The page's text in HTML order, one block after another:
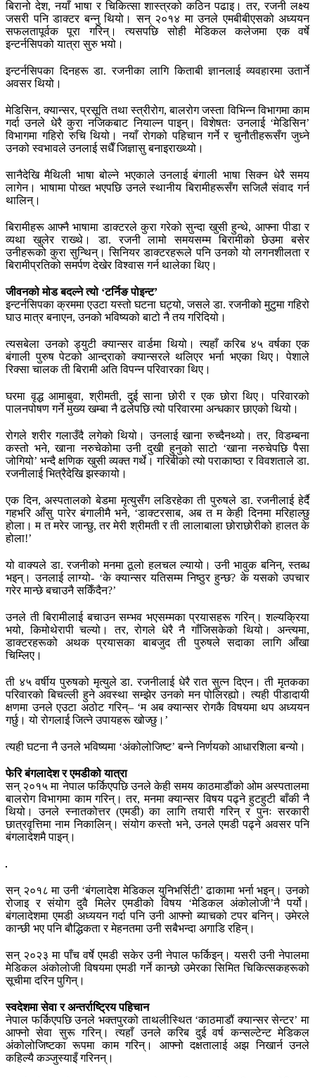
बिरानो देश, नयाँ भाषा र चिकित्सा शास्त्रको कठिन पढाइ। तर, रजनी लक्ष्य
जसरी पनि डाक्टर बन्नु थियो। सन् २०१४ मा उनले एमबीबीएसको अध्ययन
सफलतापूर्वक पूरा गरिन्। त्यसपछि सोही मेडिकल कलेजमा एक वर्षे
इन्टर्नसिपको यात्रा सुरु भयो।
इन्टर्नसिपका दिनहरू डा. रजनीका लागि किताबी ज्ञानलाई व्यवहारमा उतार्ने
अवसर थियो।
मेडिसिन, क्यान्सर, प्रसूति तथा स्त्रीरोग, बालरोग जस्ता विभिन्न विभागमा काम
गर्दा उनले धेरै कुरा नजिकबाट नियाल्न पाइन्। विशेषतः उनलाई ‘मेडिसिन’
विभागमा गहिरो रुचि थियो। नयाँ रोगको पहिचान गर्ने र चुनौतीहरूसँग जुध्ने
उनको स्वभावले उनलाई सधैँ जिज्ञासु बनाइराख्थ्यो।
सानैदेखि मैथिली भाषा बोल्ने भएकाले उनलाई बंगाली भाषा सिक्न धेरै समय
लागेन। भाषामा पोख्त भएपछि उनले स्थानीय बिरामीहरूसँग सजिलै संवाद गर्न
थालिन्।
बिरामीहरू आफ्नै भाषामा डाक्टरले कुरा गरेको सुन्दा खुसी हुन्थे, आफ्ना पीडा र
व्यथा खुलेर राख्थे। डा. रजनी लामो समयसम्म बिरामीको छेउमा बसेर
उनीहरूको कुरा सुन्थिन्। सिनियर डाक्टरहरूले पनि उनको यो लगनशीलता र
बिरामीप्रतिको समर्पण देखेर विश्वास गर्न थालेका थिए।
जीवनको मोड बदल्ने त्यो ‘टर्निङ पोइन्ट’
इन्टर्नसिपका क्रममा एउटा यस्तो घटना घट्यो, जसले डा. रजनीको मुटुमा गहिरो
घाउ मात्र बनाएन, उनको भविष्यको बाटो नै तय गरिदियो।
त्यसबेला उनको ड्युटी क्यान्सर वार्डमा थियो। त्यहाँ करिब ४५ वर्षका एक
बंगाली पुरुष पेटको आन्द्राको क्यान्सरले थलिएर भर्ना भएका थिए। पेशाले
रिक्सा चालक ती बिरामी अति विपन्न परिवारका थिए।
घरमा वृद्ध आमाबुवा, श्रीमती, दुई साना छोरी र एक छोरा थिए। परिवारको
पालनपोषण गर्ने मुख्य खम्बा नै ढलेपछि त्यो परिवारमा अन्धकार छाएको थियो।
रोगले शरीर गलाउँदै लगेको थियो। उनलाई खाना रुच्दैनथ्यो। तर, विडम्बना
कस्तो भने, खाना नरुचेकोमा उनी दुखी हुनुको साटो ‘खाना नरुचेपछि पैसा
जोगियो’ भन्दै क्षणिक खुसी व्यक्त गर्थे। गरिबीको त्यो पराकाष्ठा र विवशताले डा.
रजनीलाई भित्रैदेखि झस्कायो।
एक दिन, अस्पतालको बेडमा मृत्युसँग लडिरहेका ती पुरुषले डा. रजनीलाई हेर्दै
गहभरि आँसु पारेर बंगालीमै भने, ‘डाक्टरसाब, अब त म केही दिनमा मरिहाल्छु
होला। म त मरेर जान्छु, तर मेरी श्रीमती र ती लालाबाला छोराछोरीको हालत के
होला!’
यो वाक्यले डा. रजनीको मनमा ठूलो हलचल ल्यायो। उनी भावुक बनिन्, स्तब्ध
भइन्। उनलाई लाग्यो- ‘के क्यान्सर यतिसम्म निष्ठुर हुन्छ? के यसको उपचार
गरेर मान्छे बचाउनै सकिँदैन?’
उनले ती बिरामीलाई बचाउन सम्भव भएसम्मका प्रयासहरू गरिन्। शल्यक्रिया
भयो, किमोथेरापी चल्यो। तर, रोगले धेरै नै गाँजिसकेको थियो। अन्त्यमा,
डाक्टरहरूको अथक प्रयासका बाबजुद ती पुरुषले सदाका लागि आँखा
चिम्लिए।
ती ४५ वर्षीय पुरुषको मृत्युले डा. रजनीलाई धेरै रात सुत्न दिएन। ती मृतकका
परिवारको बिचल्ली हुने अवस्था सम्झेर उनको मन पोलिरह्यो। त्यही पीडादायी
क्षणमा उनले एउटा अठोट गरिन्– ‘म अब क्यान्सर रोगकै विषयमा थप अध्ययन
गर्छु। यो रोगलाई जित्ने उपायहरू खोज्छु।’
त्यही घटना नै उनले भविष्यमा ‘अंकोलोजिष्ट’ बन्ने निर्णयको आधारशिला बन्यो।
फेरि बंगलादेश र एमडीको यात्रा
सन् २०१५ मा नेपाल फर्किएपछि उनले केही समय काठमाडौंको ओम अस्पतालमा
बालरोग विभागमा काम गरिन्। तर, मनमा क्यान्सर विषय पढ्ने हुटहुटी बाँकी नै
थियो। उनले स्नातकोत्तर (एमडी) का लागि तयारी गरिन् र पुनः सरकारी
छात्रवृत्तिमा नाम निकालिन्। संयोग कस्तो भने, उनले एमडी पढ्ने अवसर पनि
बंगलादेशमै पाइन्।
सन् २०१८ मा उनी ‘बंगलादेश मेडिकल युनिभर्सिटी’ ढाकामा भर्ना भइन्। उनको
रोजाइ र संयोग दुवै मिलेर एमडीको विषय ‘मेडिकल अंकोलोजी’नै पर्यो।
बंगलादेशमा एमडी अध्ययन गर्दा पनि उनी आफ्नो ब्याचको टपर बनिन्। उमेरले
कान्छी भए पनि बौद्धिकता र मेहनतमा उनी सबैभन्दा अगाडि रहिन्।
सन् २०२३ मा पाँच वर्षे एमडी सकेर उनी नेपाल फर्किइन्। यसरी उनी नेपालमा
मेडिकल अंकोलोजी विषयमा एमडी गर्ने कान्छो उमेरका सिमित चिकित्सकहरूको
सूचीमा दरिन पुगिन्।
स्वदेशमा सेवा र अन्तर्राष्ट्रिय पहिचान
नेपाल फर्किएपछि उनले भक्तपुरको ताथलीस्थित ‘काठमाडौं क्यान्सर सेन्टर’ मा
आफ्नो सेवा सुरू गरिन्। त्यहाँ उनले करिब दुई वर्ष कन्सल्टेन्ट मेडिकल
अंकोलोजिष्टका रूपमा काम गरिन्। आफ्नो दक्षतालाई अझ निखार्न उनले
कहिल्यै कञ्जुस्याइँ गरिनन्।